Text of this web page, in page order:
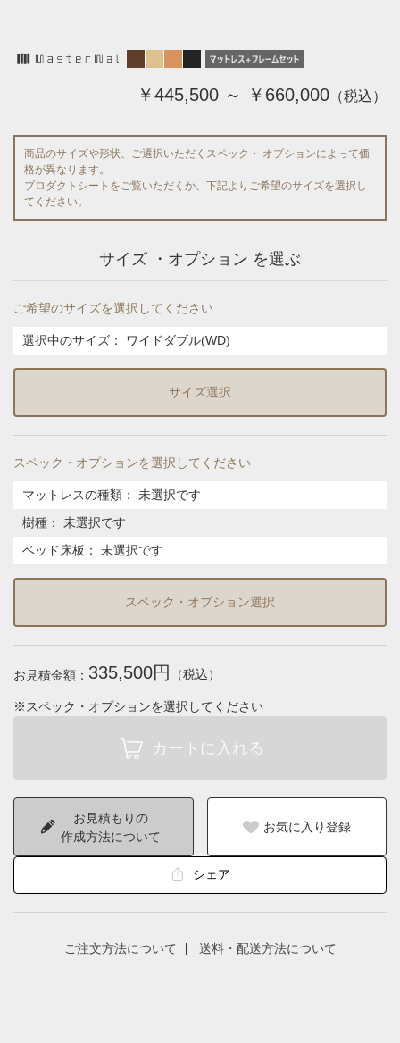
￥445,500 ～ ￥660,000 （税込）
商品のサイズや形状、ご選択いただくスペック・ オプションによって価
格が異なります。
プロダクトシートをご覧いただくか、下記よりご希望のサイズを選択し
てください。
サイズ ・オプション を選ぶ
ご希望のサイズを選択してください
選択中のサイズ： ワイドダブル(WD)
サイズ選択
スペック・オプションを選択してください
マットレスの種類 ：
未選択です
樹種 ：
未選択です
ベッド床板 ： 未選択です
スペック・オプション選択
お見積金額： 335,500円 （税込）
※スペック・オプションを選択してください
お見積もりの
作成方法について
お気に入り登録
シェア
ご注文方法について 送料・配送方法について